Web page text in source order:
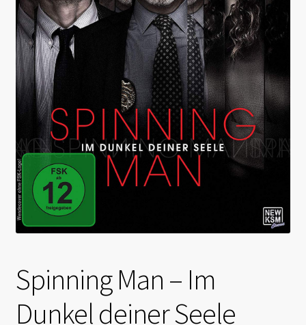
Spinning Man – Im
Dunkel deiner Seele